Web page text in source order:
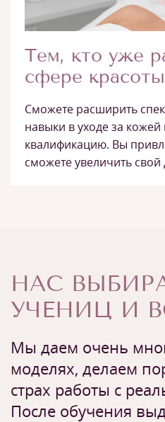
Тем, кто уже
сфере красоты
Сможете расширить
навыки в уходе за
квалификацию. Вы
сможете увеличить свой
НАС
УЧЕНИЦ И
Мы даем очень
моделях, делаем
страх работы с
После обучения